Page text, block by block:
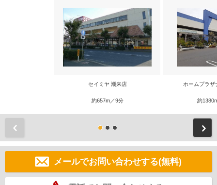
セイミヤ 潮来店
約657m／9分
ホームプラザ
約
メールでお問い合わせする(無料)